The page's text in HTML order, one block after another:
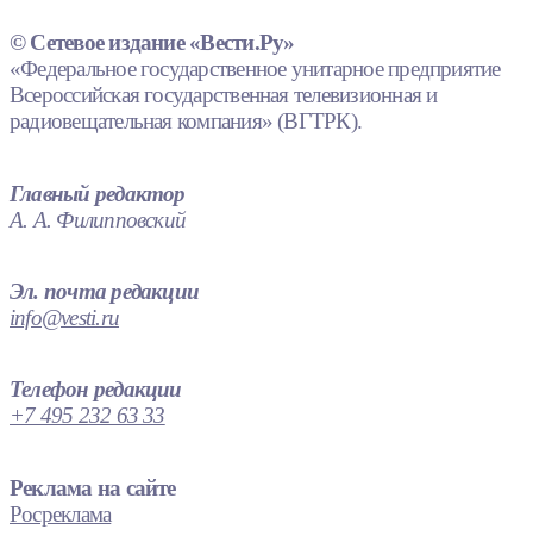
© Сетевое издание «Вести.Ру»
«Федеральное государственное унитарное предприятие
Всероссийская государственная телевизионная и
радиовещательная компания» (ВГТРК).
Главный редактор
А. А. Филипповский
Эл. почта редакции
info@vesti.ru
Телефон редакции
+7 495 232 63 33
Реклама на сайте
Росреклама